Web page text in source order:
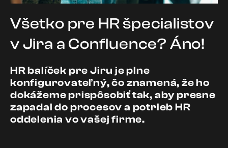
Všetko pre HR špecialistov
v Jira a Confluence? Áno!
HR balíček pre Jiru je plne
konfigurovateľný, čo znamená, že ho
dokážeme prispôsobiť tak, aby presne
zapadal do procesov a potrieb HR
oddelenia vo vašej firme.